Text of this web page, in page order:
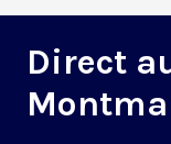
Direct